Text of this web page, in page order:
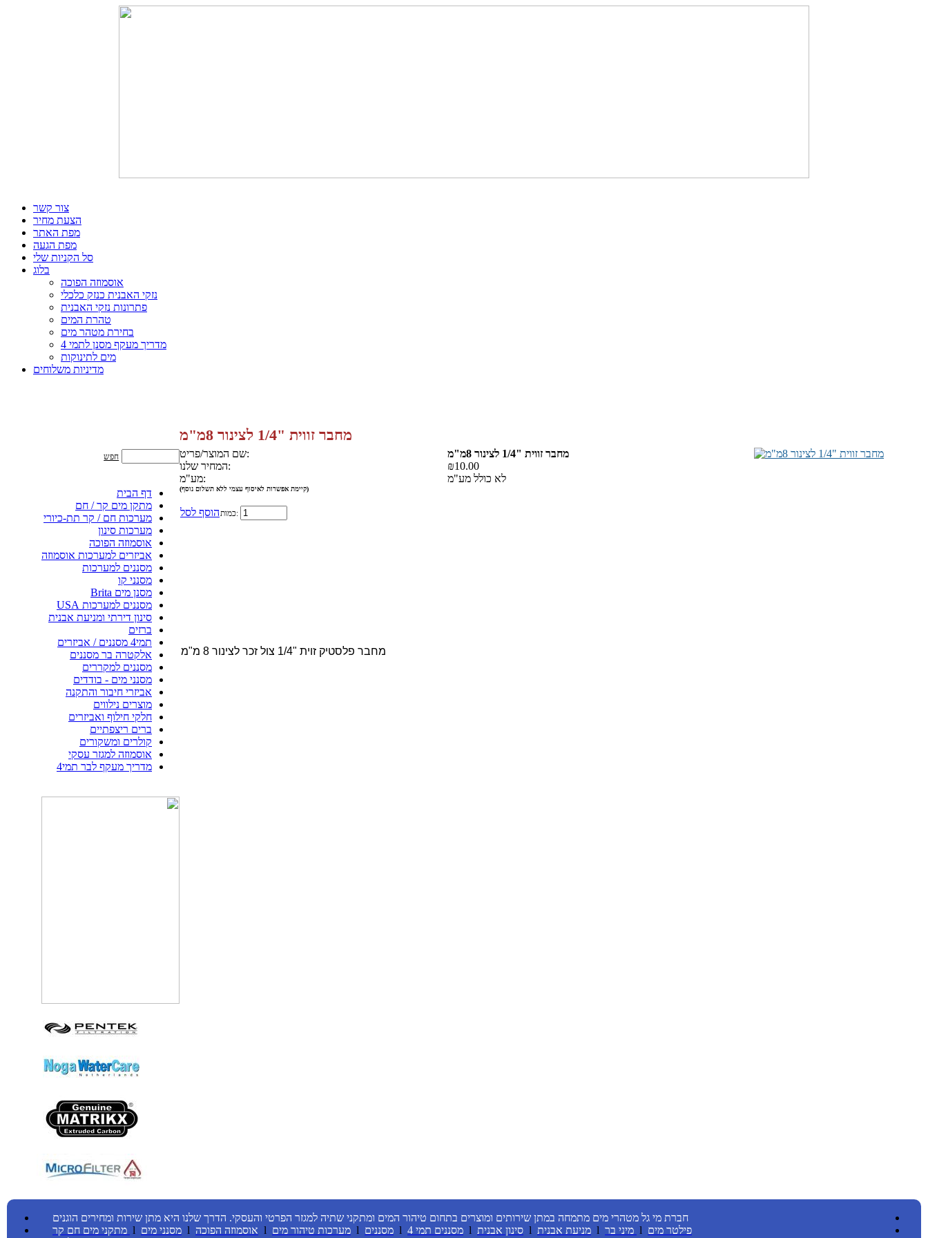
צור קשר
הצעת מחיר
מפת האתר
מפת הגעה
סל הקניות שלי
בלוג
אוסמוזה הפוכה
נזקי האבנית כנזק כלכלי
פתרונות נזקי האבנית
טהרת המים
בחירת מטהר מים
מדריך מעקף מסנן לתמי 4
מים לתינוקות
מדיניות משלוחים
חפש
דף הבית
מתקן מים קר / חם
מערכות חם / קר תת-כיורי
מערכות סינון
אוסמוזה הפוכה
אביזרים למערכות אוסמוזה
מסננים למערכות
מסנני קו
מסנן מים Brita
מסננים למערכות USA
סינון דירתי ומניעת אבנית
ברזים
תמי4 מסננים / אביזרים
אלקטרה בר מסננים
מסננים למקררים
מסנני מים - בודדים
אביזרי חיבור והתקנה
מוצרים נילווים
חלקי חילוף ואביזרים
ברים ריצפתיים
קולרים ומשקורים
אוסמוזה למגזר עסקי
מדריך מעקף לבר תמי4
מחבר זווית "1/4 לצינור 8מ"מ
שם המוצר/פריט:
מחבר זווית "1/4 לצינור 8מ"מ
המחיר שלנו:
₪10.00
מע"מ:
לא כולל מע"מ
(קיימת אפשרות לאיסוף עצמי ללא תשלום נוסף)
הוסף לסל כמות:
חברת מי גל מטהרי מים מתמחה במתן שירותים ומוצרים בתחום טיהור המים ומתקני שתיה למגזר הפרטי והעסקי. הדרך שלנו היא מתן שירות ומחירים הוגנים
מתקני מים חם l מסנני מים l אוסמוזה הפוכה l מערכות טיהור מים l מסננים l מסננים תמי 4 l סינון אבנית l מניעת אבנית l l פילטר מים